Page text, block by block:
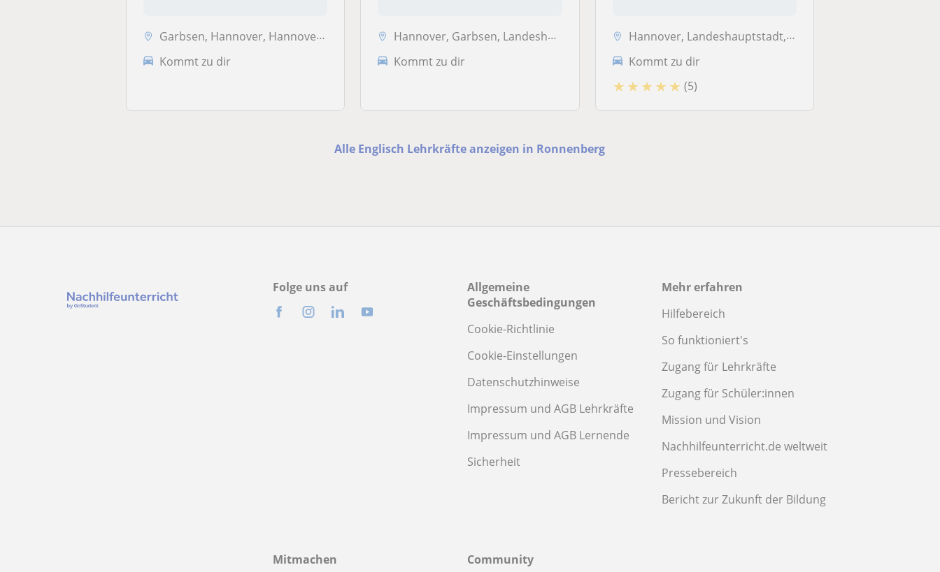
Garbsen, Hannover, Hannover, Landeshauptstadt, Laatzen, Langenhagen, ...
Kommt zu dir
Hannover, Garbsen, Landeshauptstadt, Langenhagen, Ronnenberg, Seelze
Kommt zu dir
Hannover, Landeshauptstadt, Hannover, Laatzen, Langenhagen, Ronnenberg
Kommt zu dir
★ ★ ★ ★ ★ (5)
Alle Englisch Lehrkräfte anzeigen in Ronnenberg
Folge uns auf
Allgemeine
Geschäftsbedingungen
Cookie-Richtlinie
Cookie-Einstellungen
Datenschutzhinweise
Impressum und AGB Lehrkräfte
Impressum und AGB Lernende
Sicherheit
Mehr erfahren
Hilfebereich
So funktioniert's
Zugang für Lehrkräfte
Zugang für Schüler:innen
Mission und Vision
Nachhilfeunterricht.de weltweit
Pressebereich
Bericht zur Zukunft der Bildung
Mitmachen Community